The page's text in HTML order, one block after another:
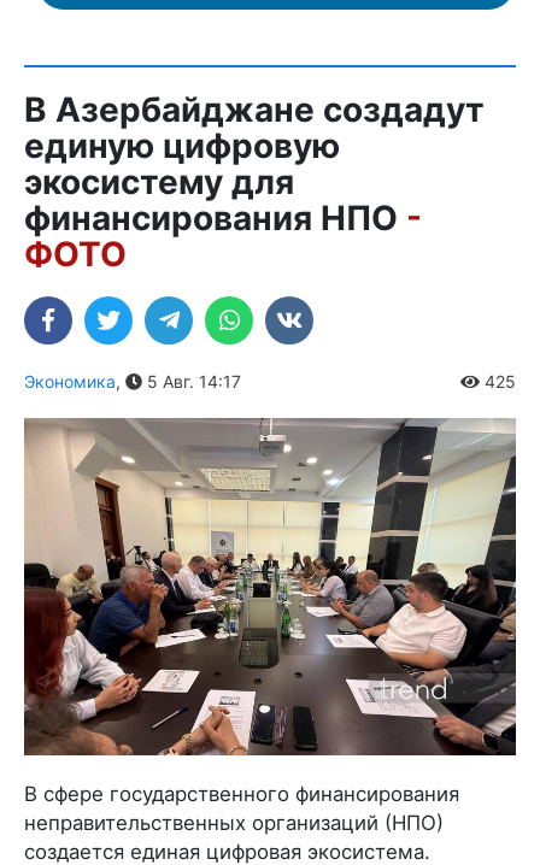
В Азербайджане создадут
единую цифровую
экосистему для
финансирования НПО -
ФОТО
Экономика, 5 Авг. 14:17 425
В сфере государственного финансирования
неправительственных организаций (НПО)
создается единая цифровая экосистема.